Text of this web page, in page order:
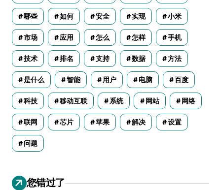
哪些 如何 安全 实现 小米
市场 应用 怎么 怎样 手机
技术 排名 支持 数据 方法
是什么 智能 用户 电脑 百度
科技 移动互联 系统 网站 网络
联网 芯片 苹果 解决 设置
问题
您错过了